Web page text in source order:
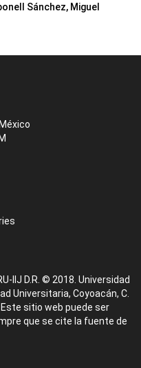
Sánchez, Miguel
IIJ D.R. © 2018. Universidad
Universitaria, Coyoacán, C.
Este sitio web puede ser
que se cite la fuente de